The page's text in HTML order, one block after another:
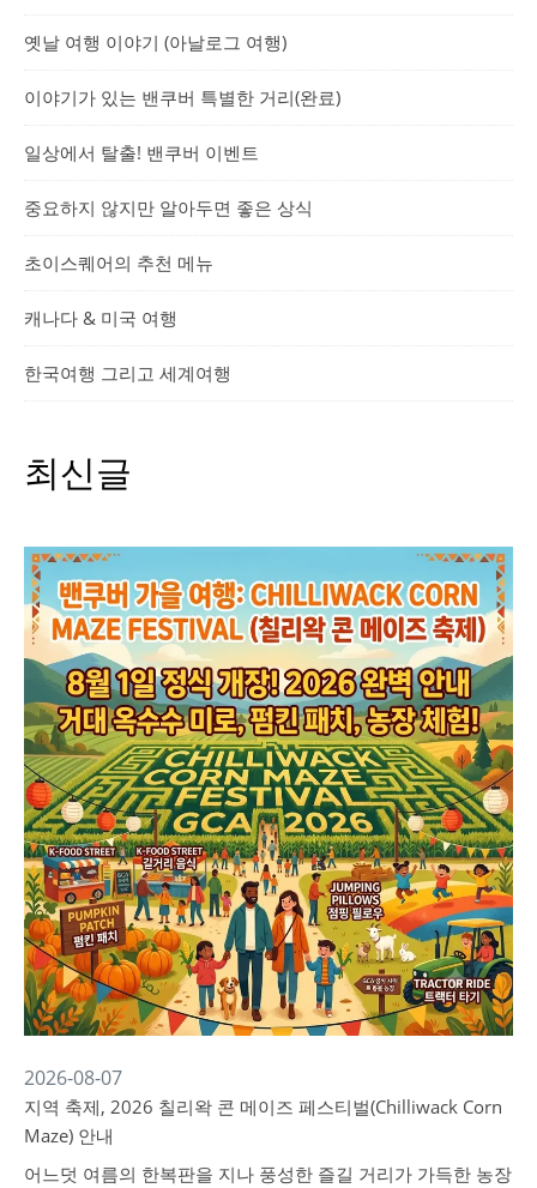
옛날 여행 이야기 (아날로그 여행)
이야기가 있는 밴쿠버 특별한 거리(완료)
일상에서 탈출! 밴쿠버 이벤트
중요하지 않지만 알아두면 좋은 상식
초이스퀘어의 추천 메뉴
캐나다 & 미국 여행
한국여행 그리고 세계여행
최신글
2026-08-07
지역 축제, 2026 칠리왁 콘 메이즈 페스티벌(Chilliwack Corn
Maze) 안내
어느덧 여름의 한복판을 지나 풍성한 즐길 거리가 가득한 농장